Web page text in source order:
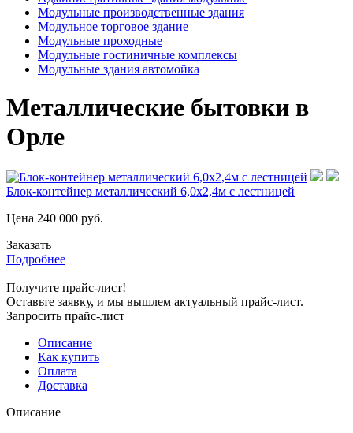
Модульные производственные здания
Модульное торговое здание
Модульные проходные
Модульные гостиничные комплексы
Модульные здания автомойка
Металлические бытовки в
Орле
Блок-контейнер металлический 6,0х2,4м с лестницей
Цена 240 000 руб.
Заказать
Подробнее
Получите прайс-лист!
Оставьте заявку, и мы вышлем актуальный прайс-лист.
Запросить прайс-лист
Описание
Как купить
Оплата
Доставка
Описание